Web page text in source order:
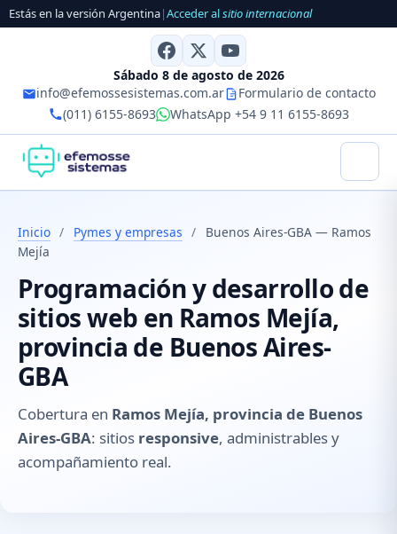
Estás en la versión Argentina|Acceder alsitio internacional
Sábado 8 de agosto de 2026
info@efemossesistemas.com.ar
Formulario de contacto
(011) 6155-8693
WhatsApp +54 9 11 6155-8693
Inicio / Pymes y empresas /
Buenos Aires-GBA — Ramos
Mejía
Programación y desarrollo de
sitios web en Ramos Mejía,
provincia de Buenos Aires-
GBA
Cobertura en Ramos Mejía, provincia de Buenos
Aires-GBA: sitios responsive, administrables y
acompañamiento real.